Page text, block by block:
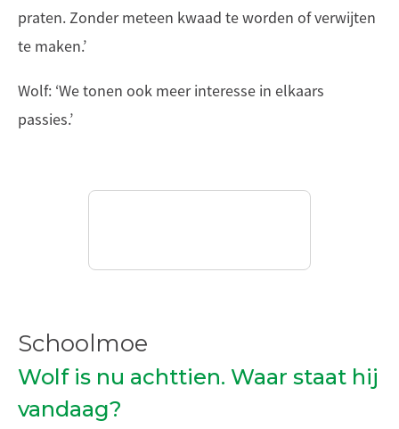
praten. Zonder meteen kwaad te worden of verwijten
te maken.’
Wolf: ‘We tonen ook meer interesse in elkaars
passies.’
Schoolmoe
Wolf is nu achttien. Waar staat hij
vandaag?